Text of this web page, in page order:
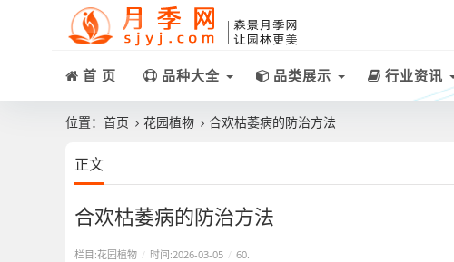
首 页 品种大全 品类展示 行业资讯
位置： 首页 花园植物 合欢枯萎病的防治方法
正文
合欢枯萎病的防治方法
栏目:花园植物 / 时间:2026-03-05 / 60.